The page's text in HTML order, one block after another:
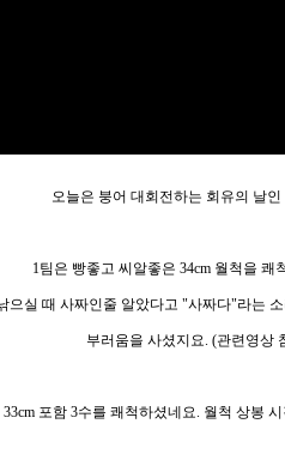
오늘은 붕어 대회전하는 회유의 날인
1팀은 빵좋고 씨알좋은 34cm 월척을 쾌
으실 때 사짜인줄 알았다고 "사짜다"라는
부러움을 사셨지요. (관련영상
포함 3수를 쾌척하셨네요. 월척 상봉